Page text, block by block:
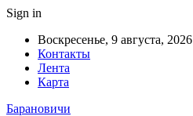
Sign in
Воскресенье, 9 августа, 2026
Контакты
Лента
Карта
Барановичи